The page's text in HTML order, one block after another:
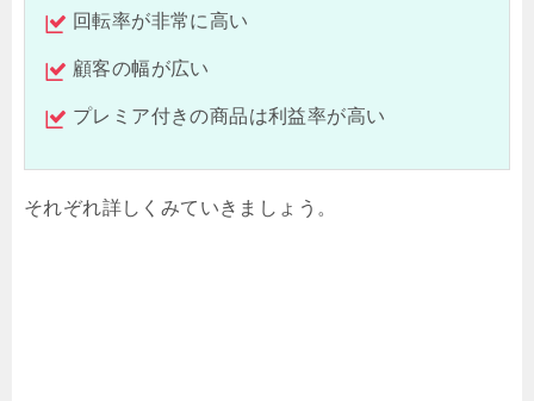
回転率が非常に高い
顧客の幅が広い
プレミア付きの商品は利益率が高い
それぞれ詳しくみていきましょう。